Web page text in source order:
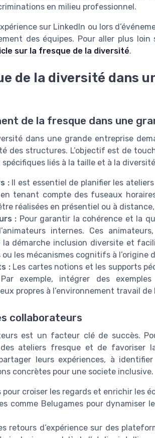
en milieu professionnel.
sur LinkedIn ou lors
des équipes. Pour aller plus
sur la fresque de la diversité.
de la diversité dans
de la fresque dans une
dans une grande entreprise
des structures. L’objectif est de
liés à la taille et à la
:Il est essentiel de planifier les
tenant compte des fuseaux
réalisées en présentiel ou à
: Pour garantir la cohérence et la
internes. Ces
démarche inclusion diversite et
les mécanismes cognitifs à l’origine
:Les cartes notions et les supports
exemple, intégrer des
propres à l’environnement travail de
collaborateurs
est un facteur clé de succès.
des ateliers fresque et de favoriser
leurs expériences, à
concrètes pour une societe inclusive.
croiser les regards et enrichir les
comme Belugames pour dynamiser
retours d’expérience sur des